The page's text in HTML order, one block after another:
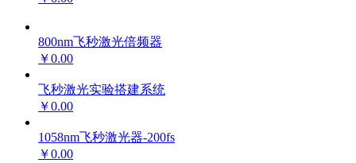
800nm飞秒激光倍频器
￥0.00
飞秒激光实验搭建系统
￥0.00
1058nm飞秒激光器-200fs
￥0.00